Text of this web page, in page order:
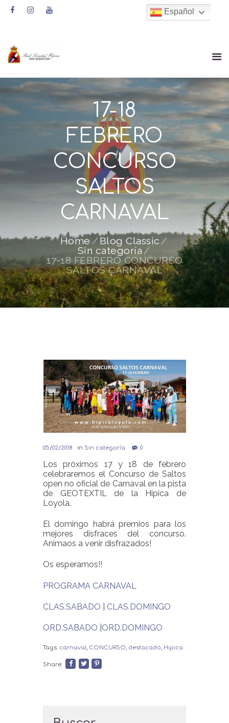
17-18
FEBRERO
CONCURSO
SALTOS
CARNAVAL
Home
Blog Classic
Sin categoría
17-18 FEBRERO CONCURSO
SALTOS CARNAVAL
05/02/2018 in Sin categoría 0
Los próximos 17 y 18 de febrero
celebraremos el Concurso de Saltos
open no oficial de Carnaval en la pista
de GEOTEXTIL de la Hipica de
Loyola.
El domingo habrá premios para los
mejores disfraces del concurso.
Animaos a venir disfrazados!
Os esperamos!!
PROGRAMA CARNAVAL
CLAS.SABADO CLAS.DOMINGO
ORD.SABADO ORD.DOMINGO
Tags: carnaval, CONCURSO, destacado, Hipica
Share:
Español